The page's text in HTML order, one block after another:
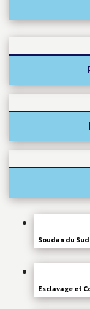
Soudan du
Esclavage et